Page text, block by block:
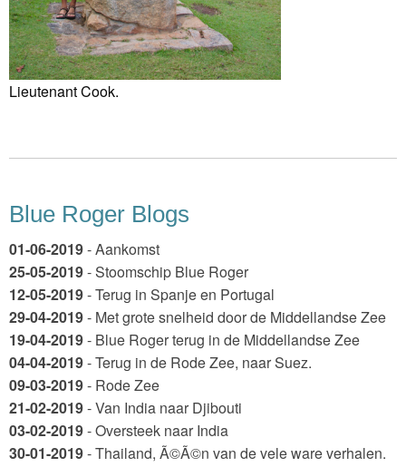
Lieutenant Cook.
Blue Roger Blogs
01-06-2019- Aankomst
25-05-2019- Stoomschip Blue Roger
12-05-2019- Terug in Spanje en Portugal
29-04-2019- Met grote snelheid door de Middellandse Zee
19-04-2019- Blue Roger terug in de Middellandse Zee
04-04-2019- Terug in de Rode Zee, naar Suez.
09-03-2019- Rode Zee
21-02-2019- Van India naar Djibouti
03-02-2019- Oversteek naar India
30-01-2019- Thailand, Ã©Ã©n van de vele ware verhalen.